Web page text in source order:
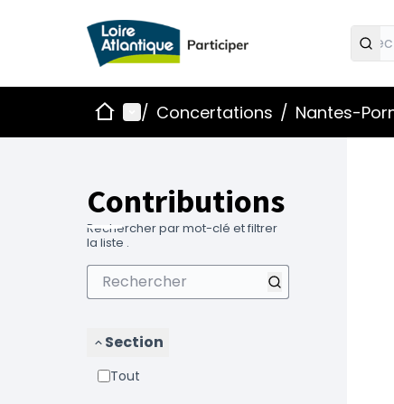
AccueilMenu principal
/ Concertations / Nantes-
Contributions
Rechercher par mot-clé et filtrer
la liste .
Section
Tout